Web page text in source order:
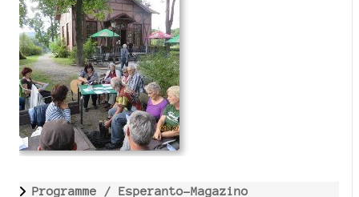
Programme / Esperanto-Magazino